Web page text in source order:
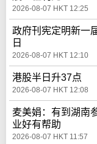
2026-08-07 HKT 12:25
政府刊宪定明新一
日
2026-08-07 HKT 12:10
港股半日升37点
2026-08-07 HKT 12:08
麦美娟：有到湖南
业好有帮助
2026-08-07 HKT 11:57